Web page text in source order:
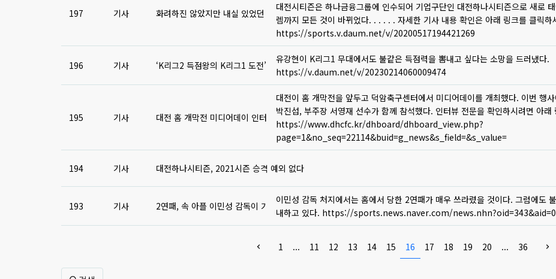
197 기사 화려하진 않았지만 내실 있었던 대전하나시티즌의 첫 홈경기 [ 스포츠조선 ]
대전시티즌은 하나금융그룹에 인수되어 기업구단인 대전하나시티즌으로 새로
렘까지 모든 것이 바뀌었다. . . . . . 자세한 기사 내용 확인은 아래 링크를 클릭하
https://sports.v.daum.net/v/20200517194421269
196 기사 ‘K리그2 득점왕의 K리그1 도전’ 유강현, “20골 이상!”
유강현이 K리그1 무대에서도 불같은 득점력을 뽐내고 싶다는 소망을 드러냈다.
https://v.daum.net/v/20230214060009474
195 기사 대전 홈 개막전 미디어데이 인터뷰 전문 [대전하나시티즌]
대전이 홈 개막전을 앞두고 덕암축구센터에서 미디어데이를 개최했다. 이번 행
박진섭, 부주장 서영재 선수가 함께 참석했다. 인터뷰 전문을 확인하시려면 아래
https://www.dhcfc.kr/dhboard/dhboard_view.php?
page=1&no_seq=22114&buid=g_news&s_field=&s_value=
194 기사 대전하나시티즌, 2021시즌 승격 예외 없다
193 기사 2연패, 속 아플 이민성 감독이 가슴에 새기는 참을 "인" [베스트 일레븐]
이민성 감독 처지에서는 홈에서 당한 2연패가 매우 쓰라렸을 것이다. 그럼에도
내하고 있다. https://sports.news.naver.com/
1 ... 11 12 13 14 15 16 17 18 19 20 ... 36